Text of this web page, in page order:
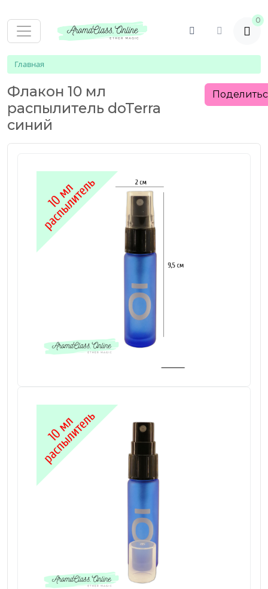
0
Главная
Флакон 10 мл
распылитель doTerra
синий